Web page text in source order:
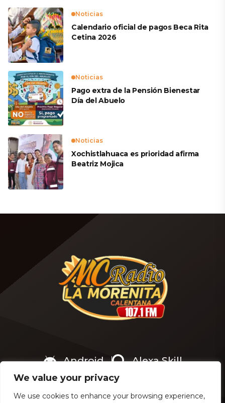
We value your privacy
We use cookies to enhance your browsing experience,
Noticias
Calendario oficial de pagos Beca Rita
Cetina 2026
Noticias
Pago extra de la Pensión Bienestar
Día del Abuelo
Noticias
Xochistlahuaca es prioridad afirma
Beatriz Mojica
Android Alexa Skill